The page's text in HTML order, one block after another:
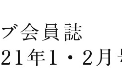
会員誌
年1・2月